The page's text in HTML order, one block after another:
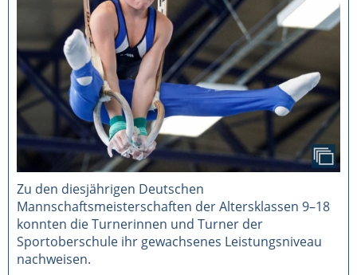
Zu den diesjährigen Deutschen
Mannschaftsmeisterschaften der Altersklassen 9–18
konnten die Turnerinnen und Turner der
Sportoberschule ihr gewachsenes Leistungsniveau
nachweisen.